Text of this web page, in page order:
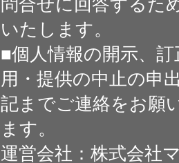
問合せに回答するた
いたします。
■個人情報の開示、
用・提供の中止の申
記までご連絡をお願
ます。
運営会社：株式会社